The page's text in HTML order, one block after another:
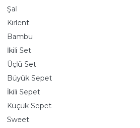
Şal
Kırlent
Bambu
İkili Set
Üçlü Set
Büyük Sepet
İkili Sepet
Küçük Sepet
Sweet